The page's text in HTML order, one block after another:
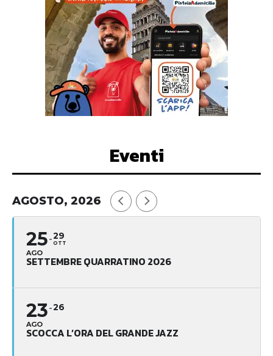
Eventi
AGOSTO, 2026
25
AGO
29
OTT
SETTEMBRE QUARRATINO 2026
23
AGO
26
SCOCCA L’ORA DEL GRANDE JAZZ